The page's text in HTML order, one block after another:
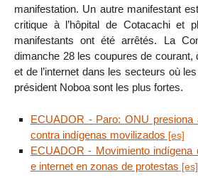
manifestation. Un autre manifestant
critique à l’hôpital de Cotacachi et
manifestants ont été arrêtés. La
dimanche 28 les coupures de courant,
et de l’internet dans les secteurs où
président Noboa sont les plus fortes.
ECUADOR - Paro: ONU presiona
contra indígenas movilizados
ECUADOR - Movimiento indígena
e internet en zonas de protestas